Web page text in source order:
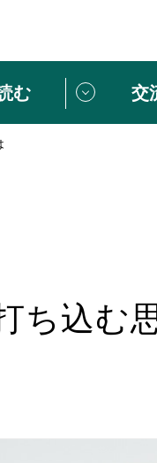
ィアで心がけたい６つ
む 交
ィアはじめの一歩
ティア関連ニュース
ち込む